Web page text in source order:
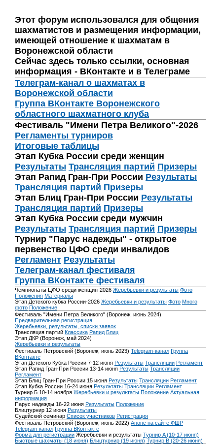
Этот форум использовался для общения
шахматистов и размещения информации,
имеющей отношение к шахматам в
Воронежской области
Сейчас здесь только ссылки, основная
информация - ВКонтакте и в Телеграме
Телеграм-канал о шахматах в
Воронежской области
Группа ВКонтакте Воронежского
областного шахматного клуба
Фестиваль "Имени Петра Великого"-2026
Регламенты турниров
Итоговые таблицы
Этап Кубка России среди женщин
Результаты Трансляция партий Призеры
Этап Рапид Гран-При России Результаты
Трансляция партий Призеры
Этап Блиц Гран-При России Результаты
Трансляция партий Призеры
Этап Кубка России среди мужчин
Результаты Трансляция партий Призеры
Турнир "Парус надежды" - открытое
первенство ЦФО среди инвалидов
Регламент Результаты
Телеграм-канал фестиваля
Группа ВКонтакте фестиваля
Чемпионаты ЦФО среди женщин-2026 Жеребьевки и результаты Фото
Положения Материалы
Этап Детского кубка России-2026 Жеребьевки и результаты Фото Много
фото Положение
Фестиваль "Имени Петра Великого" (Воронеж, июнь 2024)
Предварительная регистрация
Жеребьевки, результаты, списки заявок
Трансляция партий Классика Рапид Блиц
Этап ДКР (Воронеж, май 2024)
Жеребьевки и результаты
Фестиваль Петровский (Воронеж, июнь 2023) Telegram-канал Группа
ВКонтакте
Этап Детского Кубка России 7-12 июня Результаты Трансляции Регламент
Этап Рапид Гран-При России 13-14 июня Результаты Трансляции
Регламент
Этап Блиц Гран-При России 15 июня Результаты Трансляции Регламент
Этап Кубка России 16-24 июня Результаты Трансляции Регламент
Турнир Б 10-14 ноября Жеребьевки и результаты Положение Актуальная
информация
Парус надежды 16-22 июня Результаты Положение
Блицтурнир 12 июня Результаты
Судейский семинар Список участников Регистрация
Фестиваль Петровский (Воронеж, июнь 2022) Анонс на сайте ФШР
Telegram-канал Группа ВКонтакте
Форма для регистрации Жеребьевки и результаты Турнир A (10-17 июня)
Быстрые шахматы (18 июня) Блицтурнир (19 июня) Турнир B (20-26 июня)